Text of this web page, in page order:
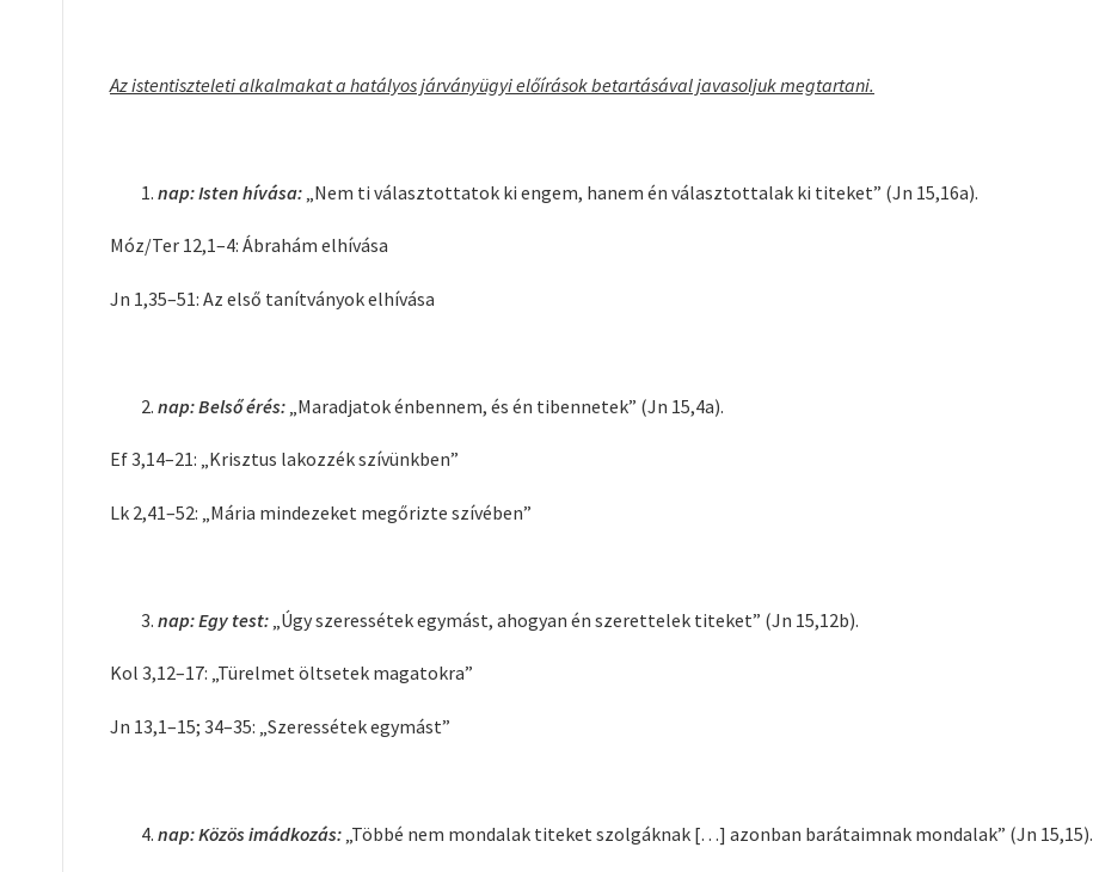
Az istentiszteleti alkalmakat a hatályos járványügyi előírások betartásával javasoljuk megtartani.
nap: Isten hívása: „Nem ti választottatok ki engem, hanem én választottalak ki titeket” (Jn 15,16a).
Móz/Ter 12,1–4: Ábrahám elhívása
Jn 1,35–51: Az első tanítványok elhívása
nap: Belső érés: „Maradjatok énbennem, és én tibennetek” (Jn 15,4a).
Ef 3,14–21: „Krisztus lakozzék szívünkben”
Lk 2,41–52: „Mária mindezeket megőrizte szívében”
nap: Egy test: „Úgy szeressétek egymást, ahogyan én szerettelek titeket” (Jn 15,12b).
Kol 3,12–17: „Türelmet öltsetek magatokra”
Jn 13,1–15; 34–35: „Szeressétek egymást”
nap: Közös imádkozás: „Többé nem mondalak titeket szolgáknak […] azonban barátaimnak mondalak” (Jn 15,15).